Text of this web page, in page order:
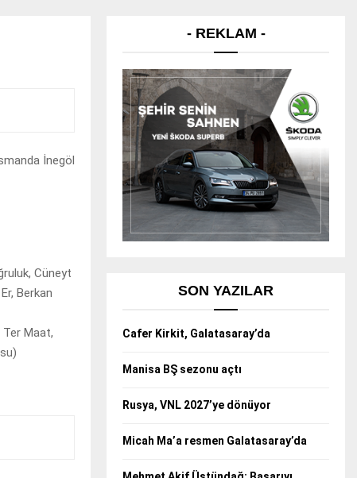
İnegöl
Cüneyt
Berkan
Ter Maat,
- REKLAM -
SON YAZILAR
Cafer Kirkit, Galatasaray’da
Manisa BŞ sezonu açtı
Rusya, VNL 2027’ye dönüyor
Micah Ma’a resmen Galatasaray’da